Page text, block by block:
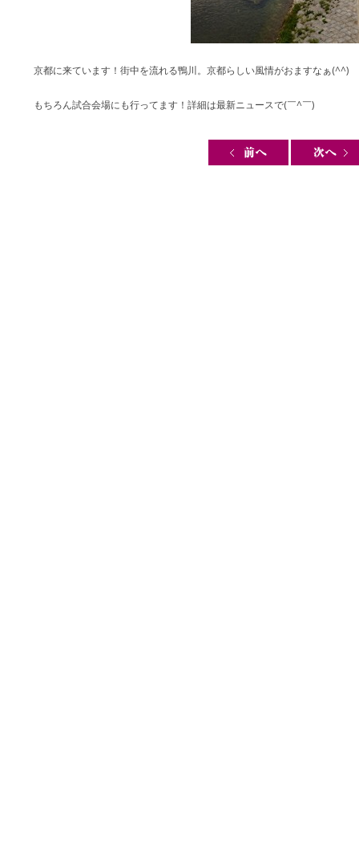
京都に来ています！街中を流れる鴨川。京都らしい風情がおますなぁ(^^)
もちろん試合会場にも行ってます！詳細は最新ニュースで(￣^￣)ゞ